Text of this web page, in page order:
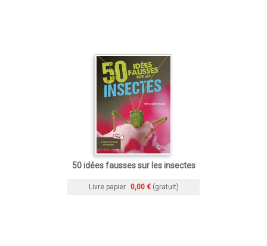
50 idées fausses sur les insectes
Livre papier 0,00 € (gratuit)